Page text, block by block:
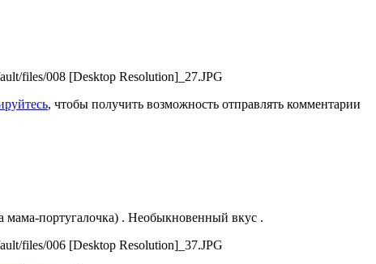
, чтобы получить возможность отправлять комментарии
мама-португалочка) . Необыкновенный вкус .